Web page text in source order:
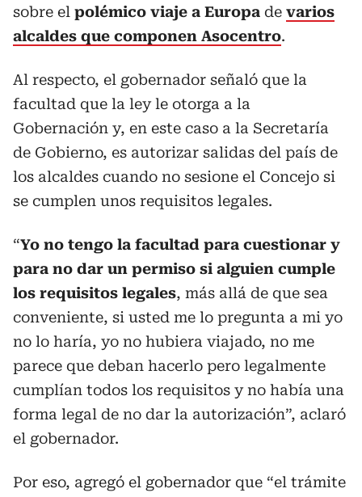
sobre el polémico viaje a Europa de varios
alcaldes que componen Asocentro.
Al respecto, el gobernador señaló que la
facultad que la ley le otorga a la
Gobernación y, en este caso a la Secretaría
de Gobierno, es autorizar salidas del país de
los alcaldes cuando no sesione el Concejo si
se cumplen unos requisitos legales.
“Yo no tengo la facultad para cuestionar y
para no dar un permiso si alguien cumple
los requisitos legales, más allá de que sea
conveniente, si usted me lo pregunta a mi yo
no lo haría, yo no hubiera viajado, no me
parece que deban hacerlo pero legalmente
cumplían todos los requisitos y no había una
forma legal de no dar la autorización”, aclaró
el gobernador.
Por eso, agregó el gobernador que “el trámite